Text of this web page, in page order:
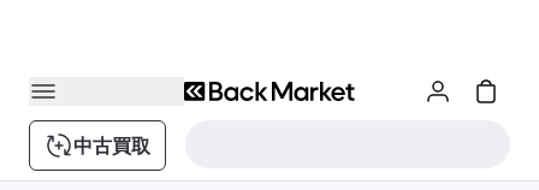
中古買取